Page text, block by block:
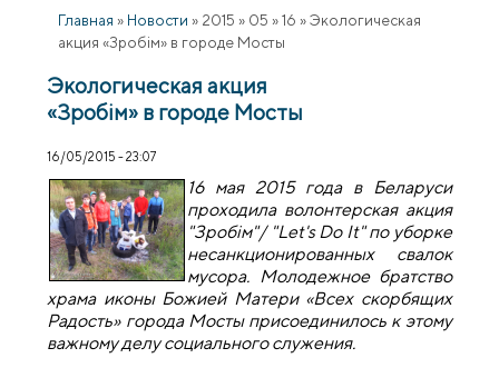
Главная » Новости » 2015 » 05 » 16 » Экологическая
акция «Зробiм» в городе Мосты
Экологическая акция
«Зробiм» в городе Мосты
16/05/2015 - 23:07
16 мая 2015 года в Беларуси
проходила волонтерская акция
"Зробiм"/ "Let's Do It" по уборке
несанкционированных свалок
мусора. Молодежное братство
храма иконы Божией Матери «Всех скорбящих
Радость» города Мосты присоединилось к этому
важному делу социального служения.